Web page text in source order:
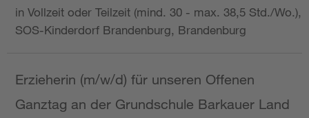
in Vollzeit oder Teilzeit (mind. 30 - max. 38,5 Std./Wo.),
SOS-Kinderdorf Brandenburg, Brandenburg
Erzieherin (m/w/d) für unseren Offenen
Ganztag an der Grundschule Barkauer Land